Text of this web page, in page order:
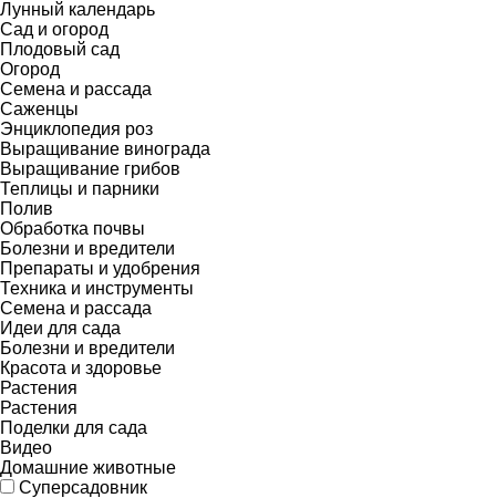
Лунный календарь
Сад и огород
Плодовый сад
Огород
Семена и рассада
Саженцы
Энциклопедия роз
Выращивание винограда
Выращивание грибов
Теплицы и парники
Полив
Обработка почвы
Болезни и вредители
Препараты и удобрения
Техника и инструменты
Семена и рассада
Идеи для сада
Болезни и вредители
Красота и здоровье
Растения
Растения
Поделки для сада
Видео
Домашние животные
Суперсадовник